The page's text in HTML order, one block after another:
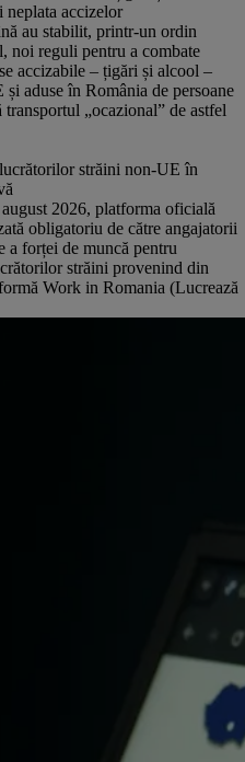
accizelor
au stabilit, printr-un ordin
reguli pentru a combate
accizabile – țigări și alcool –
aduse în România de persoane
„ocazional” de astfel
străini non-UE în
2026, platforma oficială
obligatoriu de către angajatorii
a forței de muncă pentru
străini provenind din
Work in Romania (Lucrează